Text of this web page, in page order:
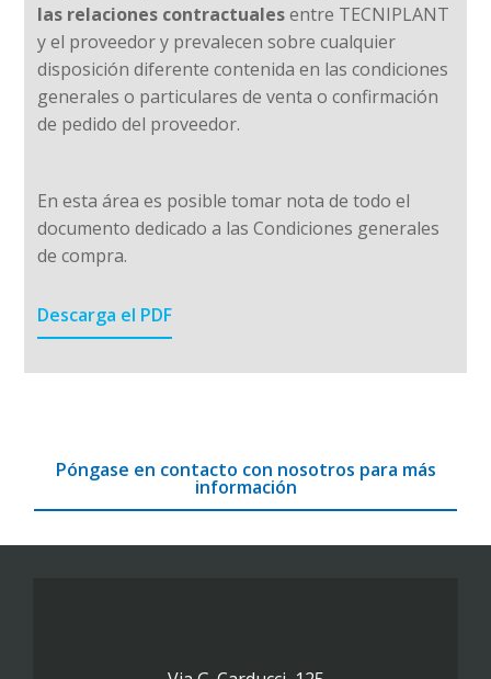
las relaciones contractualesentre TECNIPLANT
y el proveedor y prevalecen sobre cualquier
disposición diferente contenida en las condiciones
generales o particulares de venta o confirmación
de pedido del proveedor.
En esta área es posible tomar nota de todo el
documento dedicado a las Condiciones generales
de compra.
Descarga el PDF
Póngase en contacto con nosotros para más
información